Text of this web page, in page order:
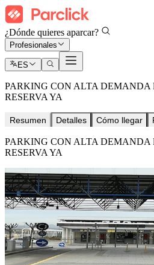
¿Dónde quieres aparcar?
Profesionales
ES
PARKING CON ALTA DEMANDA
RESERVA YA
Resumen Detalles Cómo llegar
PARKING CON ALTA DEMANDA
RESERVA YA